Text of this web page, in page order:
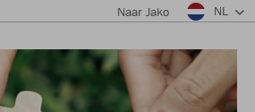
Naar Jako NL